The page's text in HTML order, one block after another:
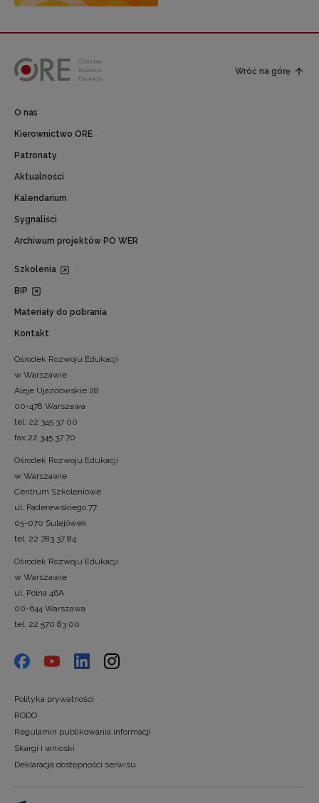
Wróć na górę
O nas
Kierownictwo ORE
Patronaty
Aktualności
Kalendarium
Sygnaliści
Archiwum projektów PO WER
Szkolenia
BIP
Materiały do pobrania
Kontakt
Ośrodek Rozwoju Edukacji
w Warszawie
Aleje Ujazdowskie 28
00-478 Warszawa
tel. 22 345 37 00
fax 22 345 37 70
Ośrodek Rozwoju Edukacji
w Warszawie
Centrum Szkoleniowe
ul. Paderewskiego 77
05-070 Sulejówek
tel. 22 783 37 84
Ośrodek Rozwoju Edukacji
w Warszawie
ul. Polna 46A
00-644 Warszawa
tel. 22 570 83 00
Polityka prywatności
RODO
Regulamin publikowania informacji
Skargi i wnioski
Deklaracja dostępności serwisu